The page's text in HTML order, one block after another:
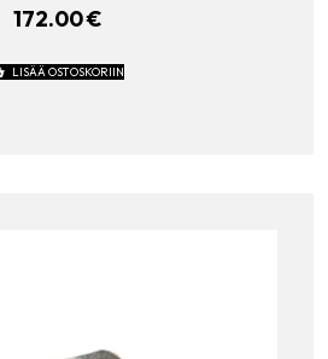
172.00€
LISÄÄ OSTOSKORIIN